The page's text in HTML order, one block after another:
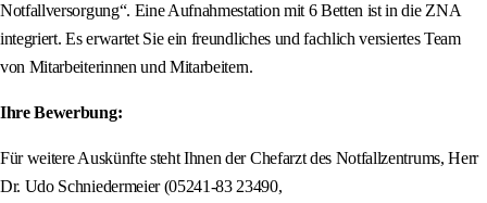
Notfallversorgung“. Eine Aufnahmestation mit 6 Betten ist in die ZNA
integriert. Es erwartet Sie ein freundliches und fachlich versiertes Team
von Mitarbeiterinnen und Mitarbeitern.
Ihre Bewerbung:
Für weitere Auskünfte steht Ihnen der Chefarzt des Notfallzentrums, Herr
Dr. Udo Schniedermeier (05241-83 23490,